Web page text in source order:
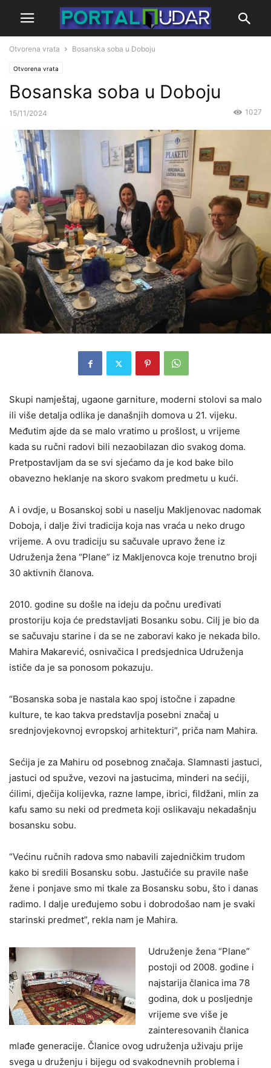
Otvorena vrata Bosanska soba u Doboju
Otvorena vrata
Bosanska soba u Doboju
15/11/2024 1027
Skupi namještaj, ugaone garniture, moderni stolovi sa malo
ili više detalja odlika je današnjih domova u 21. vijeku.
Međutim ajde da se malo vratimo u prošlost, u vrijeme
kada su ručni radovi bili nezaobilazan dio svakog doma.
Pretpostavljam da se svi sjećamo da je kod bake bilo
obavezno heklanje na skoro svakom predmetu u kući.
A i ovdje, u Bosanskoj sobi u naselju Makljenovac nadomak
Doboja, i dalje živi tradicija koja nas vraća u neko drugo
vrijeme. A ovu tradiciju su sačuvale upravo žene iz
Udruženja žena “Plane” iz Makljenovca koje trenutno broji
30 aktivnih članova.
2010. godine su došle na ideju da počnu uređivati
prostoriju koja će predstavljati Bosanku sobu. Cilj je bio da
se sačuvaju starine i da se ne zaboravi kako je nekada bilo.
Mahira Makarević, osnivačica I predsjednica Udruženja
ističe da je sa ponosom pokazuju.
“Bosanska soba je nastala kao spoj istočne i zapadne
kulture, te kao takva predstavlja posebni značaj u
srednjovjekovnoj evropskoj arhitekturi”, priča nam Mahira.
Sećija je za Mahiru od posebnog značaja. Slamnasti jastuci,
jastuci od spužve, vezovi na jastucima, minderi na sećiji,
ćilimi, dječija kolijevka, razne lampe, ibrici, fildžani, mlin za
kafu samo su neki od predmeta koji oslikavaju nekadašnju
bosansku sobu.
“Većinu ručnih radova smo nabavili zajedničkim trudom
kako bi sredili Bosansku sobu. Jastučiće su pravile naše
žene i ponjave smo mi tkale za Bosansku sobu, što i danas
radimo. I dalje uređujemo sobu i dobrodošao nam je svaki
starinski predmet”, rekla nam je Mahira.
Udruženje žena “Plane”
postoji od 2008. godine i
najstarija članica ima 78
godina, dok u posljednje
vrijeme sve više je
zainteresovanih članica
mlađe generacije. Članice ovog udruženja uživaju prije
svega u druženju i bijegu od svakodnevnih problema i